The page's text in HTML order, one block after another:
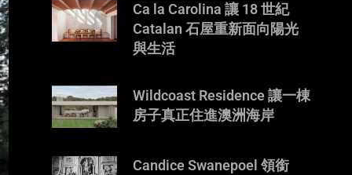
Ca la Carolina 讓 18 世紀
Catalan 石屋重新面向陽光
與生活
Wildcoast Residence 讓一棟
房子真正住進澳洲海岸
Candice Swanepoel 領銜